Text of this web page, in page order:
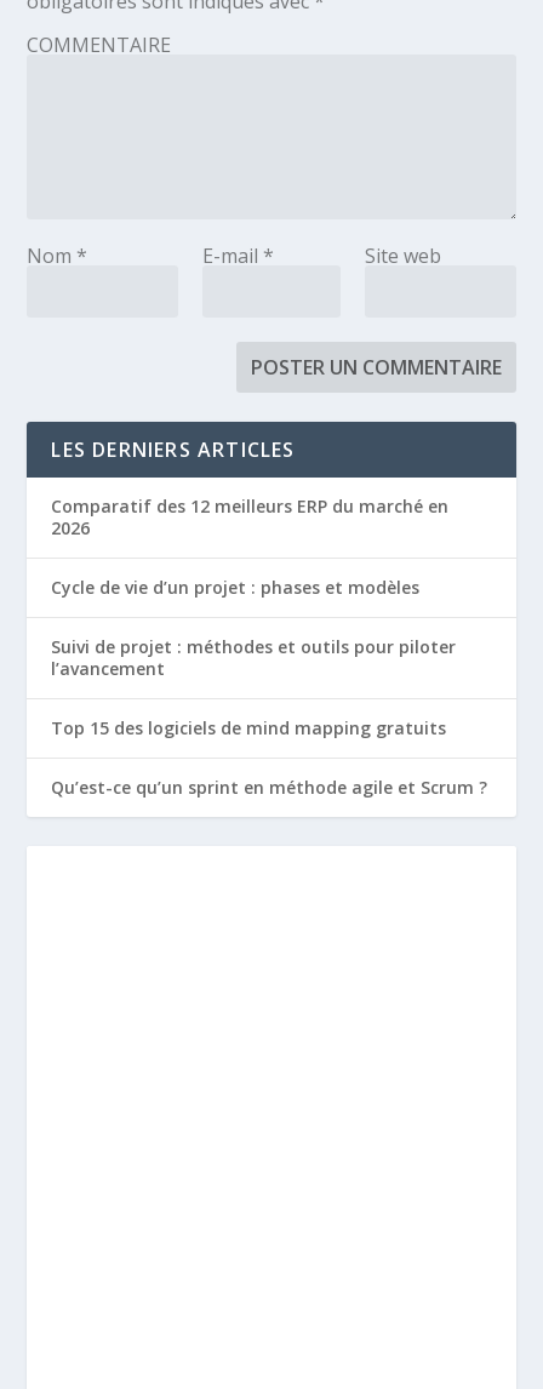
COMMENTAIRE
Nom * E-mail * Site web
LES DERNIERS ARTICLES
Comparatif des 12 meilleurs ERP du marché en
2026
Cycle de vie d’un projet : phases et modèles
Suivi de projet : méthodes et outils pour piloter
l’avancement
Top 15 des logiciels de mind mapping gratuits
Qu’est-ce qu’un sprint en méthode agile et Scrum ?